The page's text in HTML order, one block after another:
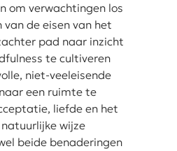
om verwachtingen los
de eisen van het
pad naar inzicht
te cultiveren
niet-veeleisende
een ruimte te
liefde en het
wijze
beide benaderingen